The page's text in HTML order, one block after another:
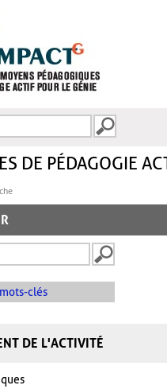
DE
DE PÉDAGOGIE
clés
DE L'ACTIVITÉ